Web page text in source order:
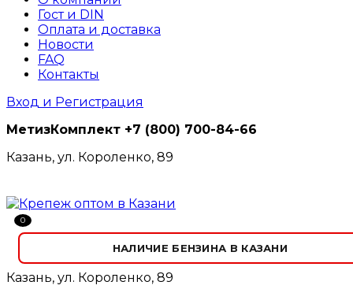
Гост и DIN
Оплата и доставка
Новости
FAQ
Контакты
Вход и Регистрация
МетизКомплект +7 (800) 700-84-66
Казань, ул. Короленко, 89
0
НАЛИЧИЕ БЕНЗИНА В КАЗАНИ
Казань, ул. Короленко, 89